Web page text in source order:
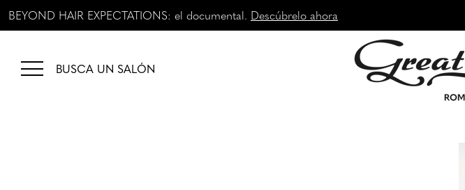
BEYOND HAIR EXPECTATIONS: el documental. Descúbrelo ahora
BUSCA UN SALÓN